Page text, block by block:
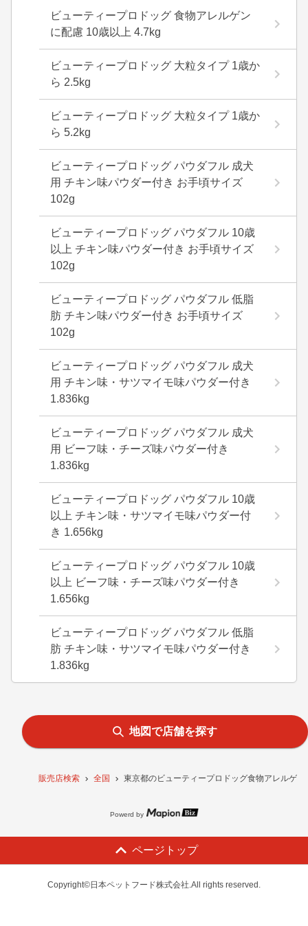
販売店検索 全国 東京都のビューティープロドッグ食物アレルゲ
ビューティープロドッグ 食物アレルゲン
に配慮 10歳以上 4.7kg
ビューティープロドッグ 大粒タイプ 1歳か
ら 2.5kg
ビューティープロドッグ 大粒タイプ 1歳か
ら 5.2kg
ビューティープロドッグ パウダフル 成犬
用 チキン味パウダー付き お手頃サイズ
102g
ビューティープロドッグ パウダフル 10歳
以上 チキン味パウダー付き お手頃サイズ
102g
ビューティープロドッグ パウダフル 低脂
肪 チキン味パウダー付き お手頃サイズ
102g
ビューティープロドッグ パウダフル 成犬
用 チキン味・サツマイモ味パウダー付き
1.836kg
ビューティープロドッグ パウダフル 成犬
用 ビーフ味・チーズ味パウダー付き
1.836kg
ビューティープロドッグ パウダフル 10歳
以上 チキン味・サツマイモ味パウダー付
き 1.656kg
ビューティープロドッグ パウダフル 10歳
以上 ビーフ味・チーズ味パウダー付き
1.656kg
ビューティープロドッグ パウダフル 低脂
肪 チキン味・サツマイモ味パウダー付き
1.836kg
地図で店舗を探す
Powerd by
ページトップ
Copyright©日本ペットフード株式会社.All rights reserved.